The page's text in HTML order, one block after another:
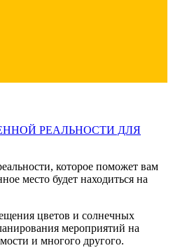
РЕАЛЬНОСТИ ДЛЯ
которое поможет вам
место будет находиться на
цветов и солнечных
мероприятий на
и многого другого.